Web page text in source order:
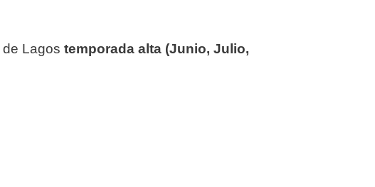
de Lagos temporada alta (Junio, Julio,